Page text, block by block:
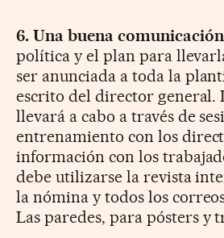
6. Una buena
política y el plan para
ser anunciada a toda la
escrito del director general.
llevará a cabo a través de
entrenamiento con los
información con los
debe utilizarse la revista
la nómina y todos los
Las paredes, para pósters y